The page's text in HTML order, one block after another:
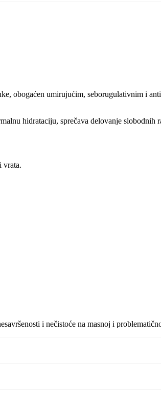
obogaćen umirujućim, seborugulativnim i
hidrataciju, sprečava delovanje
vrata.
i nečistoće na masnoj i